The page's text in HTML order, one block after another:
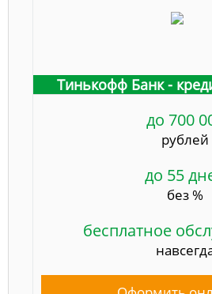
Тинькофф Банк -
до 700
рублей
до 55
без %
бесплатное